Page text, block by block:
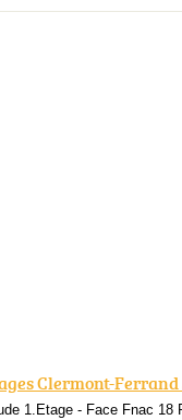
Clermont-Ferrand
1.Etage - Face Fnac 18